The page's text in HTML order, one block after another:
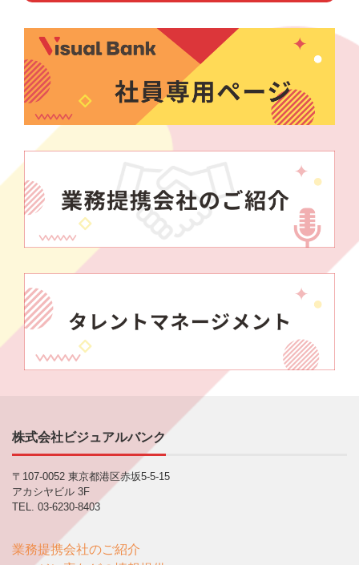
株式会社ビジュアルバンク
〒107-0052 東京都港区赤坂5-5-15
アカシヤビル 3F
TEL. 03-6230-8403
業務提携会社のご紹介